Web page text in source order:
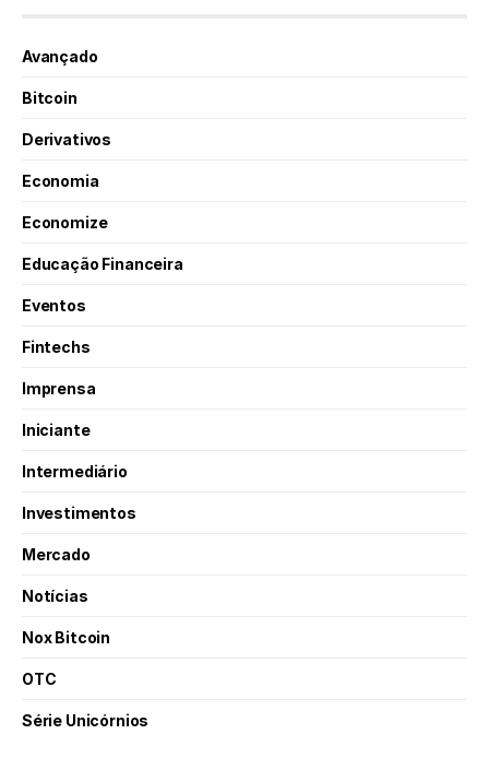
Avançado
Bitcoin
Derivativos
Economia
Economize
Educação Financeira
Eventos
Fintechs
Imprensa
Iniciante
Intermediário
Investimentos
Mercado
Notícias
Nox Bitcoin
OTC
Série Unicórnios